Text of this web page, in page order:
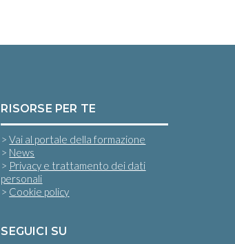
RISORSE PER TE
>Vai al portale della formazione
> News
> Privacy e trattamento dei dati
personali
> Cookie policy
SEGUICI SU